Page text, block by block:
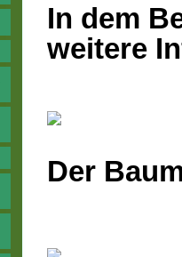
In dem
weitere
Der